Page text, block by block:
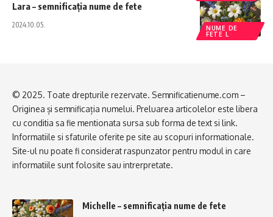
NUME DE
FETE L
Lara – semnificația nume de fete
2024.10.05.
© 2025. Toate drepturile rezervate. Semnificatienume.com –
Originea și semnificația numelui. Preluarea articolelor este libera
cu conditia sa fie mentionata sursa sub forma de text si link.
Informatiile si sfaturile oferite pe site au scopuri informationale.
Site-ul nu poate fi considerat raspunzator pentru modul in care
informatiile sunt folosite sau intrerpretate.
Michelle – semnificația nume de fete